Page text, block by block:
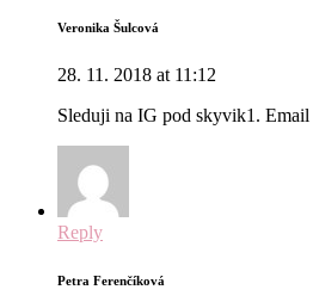
Veronika Šulcová
28. 11. 2018 at 11:12
Sleduji na IG pod skyvik1. Email
Reply
Petra Ferenčíková